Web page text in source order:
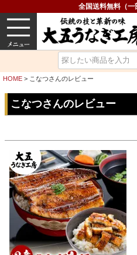
全国送料無料（一
うなぎ 内祝い
HOME こなつさんのレビュー
こなつさんのレビュー